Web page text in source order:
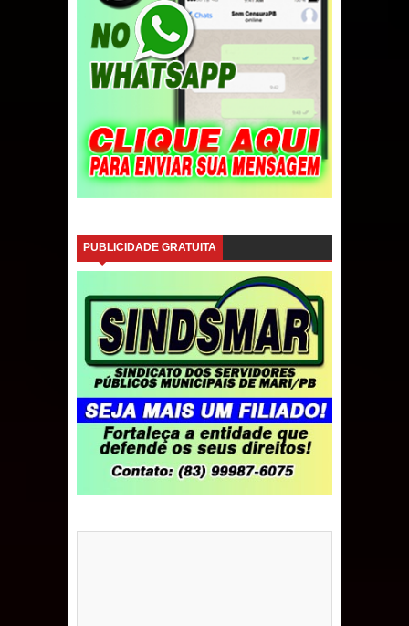
PUBLICIDADE GRATUITA